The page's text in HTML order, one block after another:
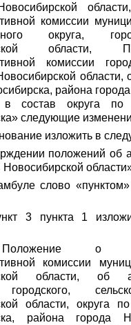
комиссии
округа,
области,
комиссии
области,
района
в состав округа по
следующие
изложить в
положений об
Новосибирской
слово
3 пункта 1
о
комиссии
области, об
области, округа
района города